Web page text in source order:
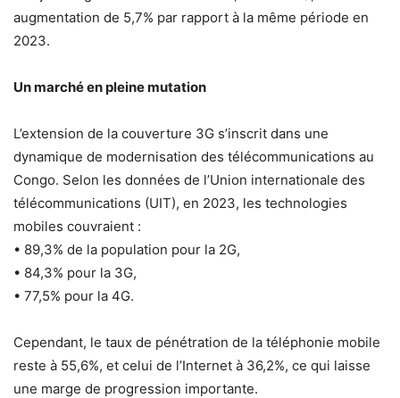
augmentation de 5,7% par rapport à la même période en
2023.
Un marché en pleine mutation
L’extension de la couverture 3G s’inscrit dans une
dynamique de modernisation des télécommunications au
Congo. Selon les données de l’Union internationale des
télécommunications (UIT), en 2023, les technologies
mobiles couvraient :
• 89,3% de la population pour la 2G,
• 84,3% pour la 3G,
• 77,5% pour la 4G.
Cependant, le taux de pénétration de la téléphonie mobile
reste à 55,6%, et celui de l’Internet à 36,2%, ce qui laisse
une marge de progression importante.